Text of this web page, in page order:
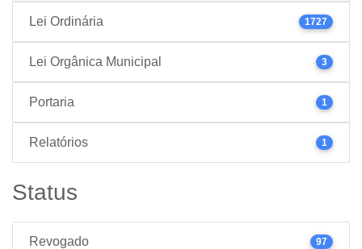
Lei Ordinária 1727
Lei Orgânica Municipal 3
Portaria 1
Relatórios 1
Status
Revogado 97